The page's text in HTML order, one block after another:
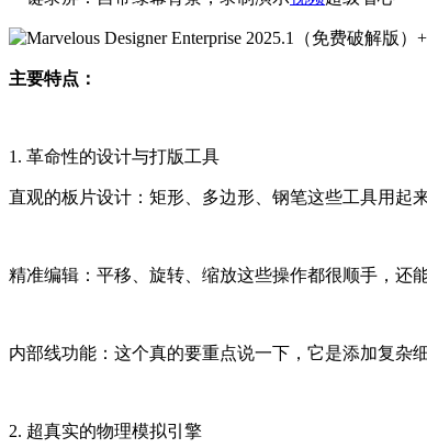
主要特点：
1. 革命性的设计与打版工具
直观的板片设计：矩形、多边形、钢笔这些工具用起
精准编辑：平移、旋转、缩放这些操作都很顺手
内部线功能：这个真的要重点说一下，它是添加复杂细
2. 超真实的物理模拟引擎